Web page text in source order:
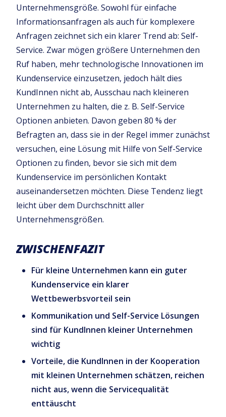
Unternehmensgröße. Sowohl für einfache
Informationsanfragen als auch für komplexere
Anfragen zeichnet sich ein klarer Trend ab: Self-
Service. Zwar mögen größere Unternehmen den
Ruf haben, mehr technologische Innovationen im
Kundenservice einzusetzen, jedoch hält dies
KundInnen nicht ab, Ausschau nach kleineren
Unternehmen zu halten, die z. B. Self-Service
Optionen anbieten. Davon geben 80 % der
Befragten an, dass sie in der Regel immer zunächst
versuchen, eine Lösung mit Hilfe von Self-Service
Optionen zu finden, bevor sie sich mit dem
Kundenservice im persönlichen Kontakt
auseinandersetzen möchten. Diese Tendenz liegt
leicht über dem Durchschnitt aller
Unternehmensgrößen.
ZWISCHENFAZIT
Für kleine Unternehmen kann ein guter
Kundenservice ein klarer
Wettbewerbsvorteil sein
Kommunikation und Self-Service Lösungen
sind für KundInnen kleiner Unternehmen
wichtig
Vorteile, die KundInnen in der Kooperation
mit kleinen Unternehmen schätzen, reichen
nicht aus, wenn die Servicequalität
enttäuscht